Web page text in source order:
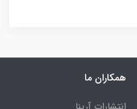
همکاران ما